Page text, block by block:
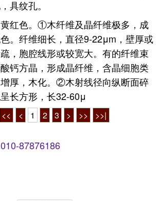
具纹孔。
红色。①木纤维及晶纤维极多，成
。纤维细长，直径9-22μm，壁厚或
，胞腔线形或较宽大。有的纤维束
钙方晶，形成晶纤维，含晶细胞类
厚，木化。②木射线径向纵断面碎
长方形，长32-60μ
<< < 1 2 3 > >> >>|
010-87876186